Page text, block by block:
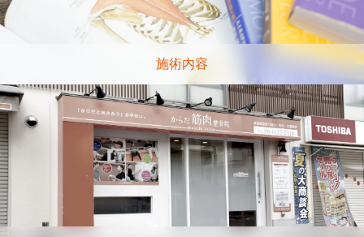
施術内容